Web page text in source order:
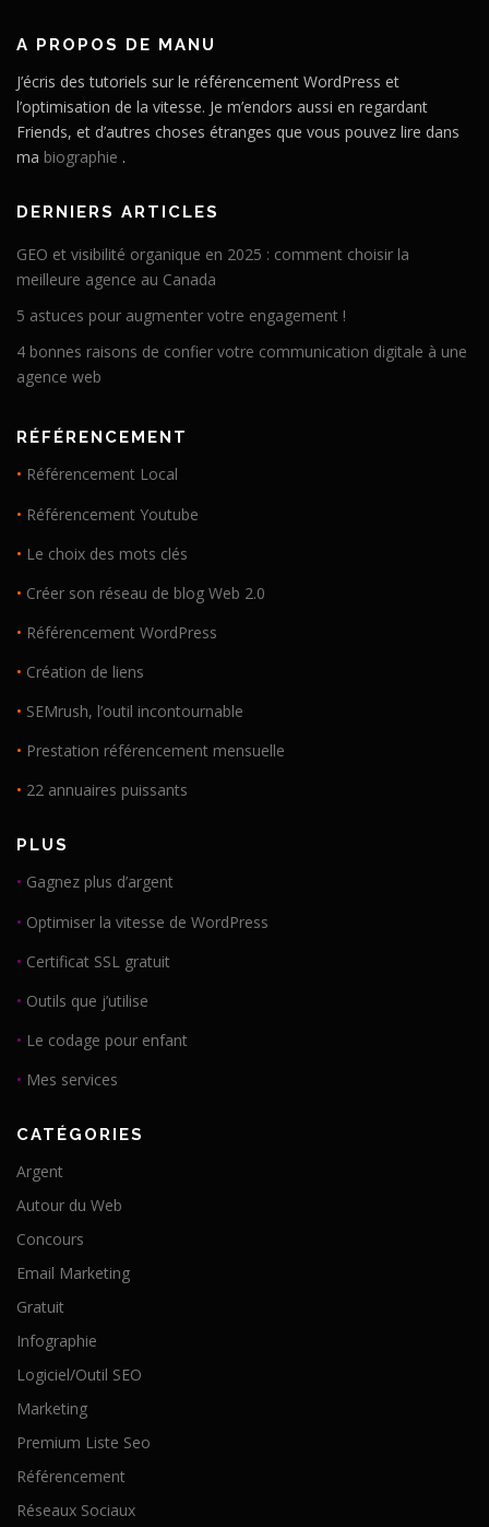
A PROPOS DE MANU
J’écris des tutoriels sur le référencement WordPress et
l’optimisation de la vitesse. Je m’endors aussi en regardant
Friends, et d’autres choses étranges que vous pouvez lire dans
ma biographie .
DERNIERS ARTICLES
GEO et visibilité organique en 2025 : comment choisir la
meilleure agence au Canada
5 astuces pour augmenter votre engagement !
4 bonnes raisons de confier votre communication digitale à une
agence web
RÉFÉRENCEMENT
• Référencement Local
• Référencement Youtube
• Le choix des mots clés
• Créer son réseau de blog Web 2.0
• Référencement WordPress
• Création de liens
• SEMrush, l’outil incontournable
• Prestation référencement mensuelle
• 22 annuaires puissants
PLUS
• Gagnez plus d’argent
• Optimiser la vitesse de WordPress
• Certificat SSL gratuit
• Outils que j’utilise
• Le codage pour enfant
• Mes services
CATÉGORIES
Argent
Autour du Web
Concours
Email Marketing
Gratuit
Infographie
Logiciel/Outil SEO
Marketing
Premium Liste Seo
Référencement
Réseaux Sociaux